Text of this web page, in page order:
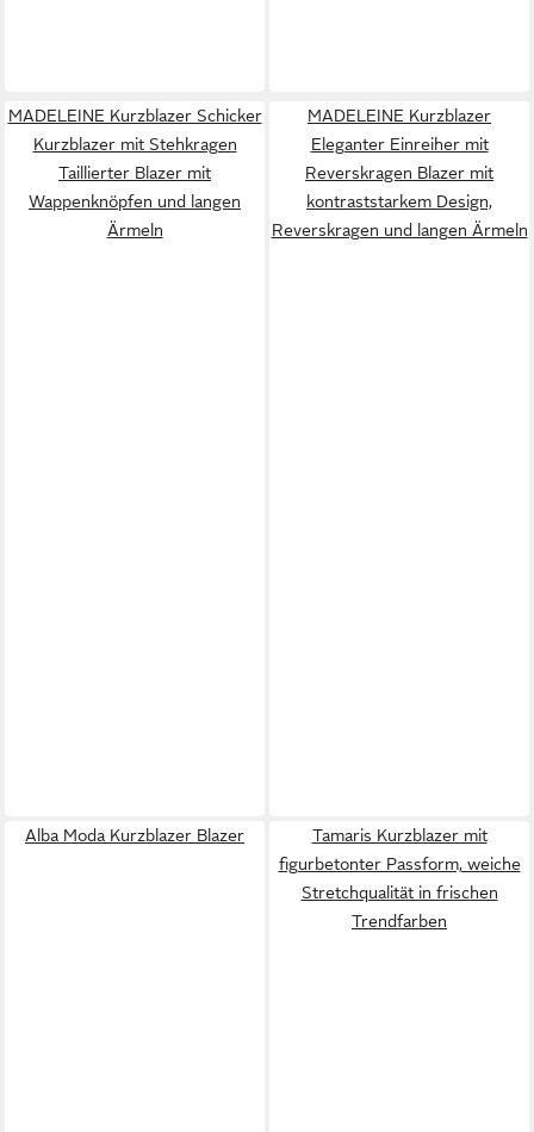
MADELEINE Kurzblazer Schicker
Kurzblazer mit Stehkragen
Taillierter Blazer mit
Wappenknöpfen und langen
Ärmeln
MADELEINE Kurzblazer
Eleganter Einreiher mit
Reverskragen Blazer mit
kontraststarkem Design,
Reverskragen und langen Ärmeln
Alba Moda Kurzblazer Blazer
Tamaris Kurzblazer mit
figurbetonter Passform, weiche
Stretchqualität in frischen
Trendfarben